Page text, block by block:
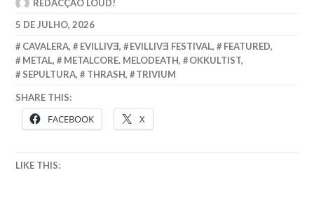
REDACÇÃO LOUD!
5 DE JULHO, 2026
CAVALERA, EVILLIVƎ, EVILLIVƎ FESTIVAL, FEATURED,
METAL, METALCORE. MELODEATH, OKKULTIST,
SEPULTURA, THRASH, TRIVIUM
SHARE THIS:
FACEBOOK X
LIKE THIS: